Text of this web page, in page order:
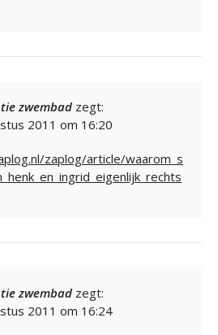
zwembad zegt:
2011 om 16:20
zaplog/article/waarom_s
zwembad zegt:
2011 om 16:24